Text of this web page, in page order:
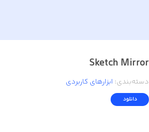
Sketch Mirror
دسته‌بندی: ابزار‌های کاربردی
دانلود